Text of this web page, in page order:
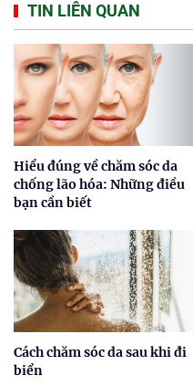
TIN LIÊN QUAN
Hiểu đúng về chăm sóc da
chống lão hóa: Những điều
bạn cần biết
Cách chăm sóc da sau khi đi
biển